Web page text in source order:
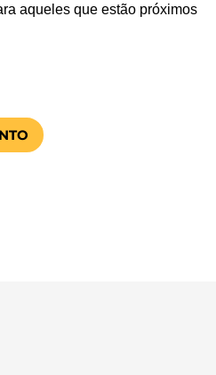
aqueles que estão próximos